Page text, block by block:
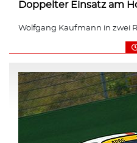
Doppelter Einsatz am
Wolfgang Kaufmann in zwei